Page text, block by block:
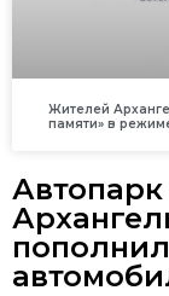
Жителей
памяти» в